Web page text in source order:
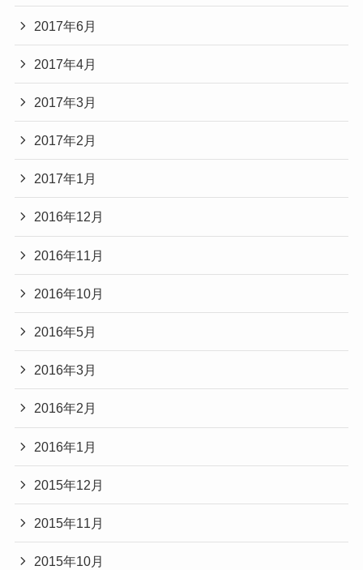
2017年6月
2017年4月
2017年3月
2017年2月
2017年1月
2016年12月
2016年11月
2016年10月
2016年5月
2016年3月
2016年2月
2016年1月
2015年12月
2015年11月
2015年10月